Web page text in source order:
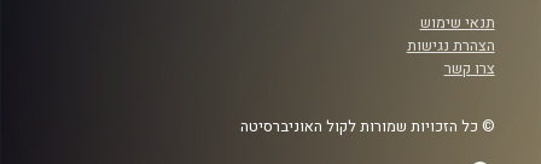
תנאי שימוש
הצהרת נגישות
צרו קשר
© כל הזכויות שמורות לקול האוניברסיטה